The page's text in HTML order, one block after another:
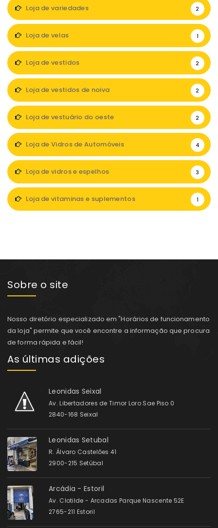
Loja de variedades 2
Loja de velas 1
Loja de vestidos 2
Loja de vestidos de noiva 2
Loja de vestuário do oeste 2
Loja de Vidros de Automóveis 4
Loja de vidros e espelhos 3
Loja de vitaminas e suplementos 1
Sobre o site
Nosso diretório especializado em "Horários de funcionamento
da loja" permite que você encontre a informação que procura
de forma rápida e fácil!
As últimas adições
Leonidas Seixal
Av. Libertadores de Timor Loro Sae Piso 0
2840-168 Seixal
Leonidas Setubal
R. Álvaro Castelões 41
2900-215 Setúbal
Arcádia - Estoril
Av. Clotilde - Arcadas Parque Nascente 52E
2765-211 Estoril